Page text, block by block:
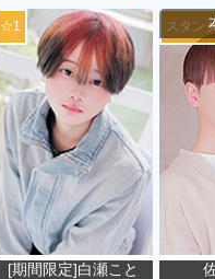
☆1
[期間限定]白瀬こと
スタン